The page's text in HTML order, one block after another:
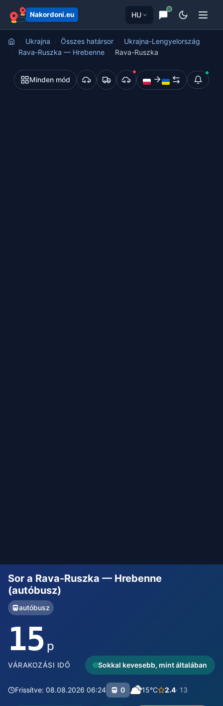
Nakordoni.eu HU
Ukrajna Összes határsor
Ukrajna-Lengyelország
Rava-Ruszka — Hrebenne
Rava-Ruszka
Minden mód
Sor a Rava-Ruszka — Hrebenne
(autóbusz)
autóbusz
15 p
VÁRAKOZÁSI IDŐ Sokkal kevesebb, mint általában
Frissítve: 08.08.2026 06:24 0 15°C 2.4· 13